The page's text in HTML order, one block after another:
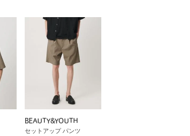
BEAUTY&YOUTH
セットアップ パンツ